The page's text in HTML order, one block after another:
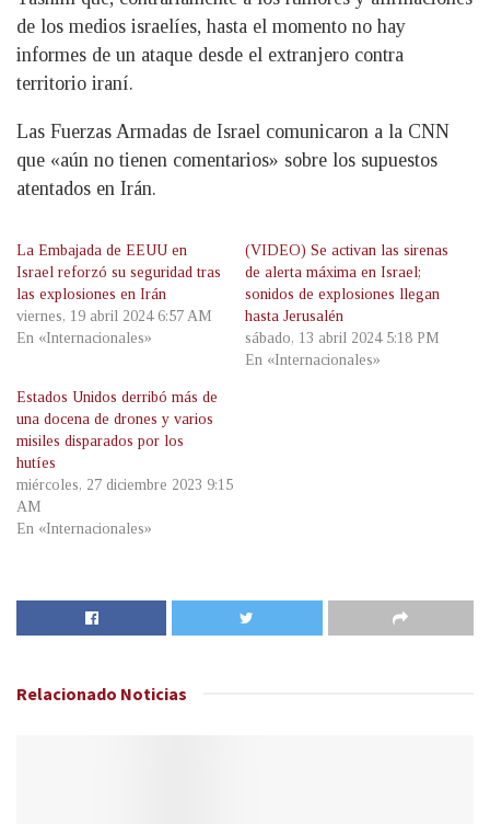
de los medios israelíes, hasta el momento no hay
informes de un ataque desde el extranjero contra
territorio iraní.
Las Fuerzas Armadas de Israel comunicaron a la CNN
que «aún no tienen comentarios» sobre los supuestos
atentados en Irán.
La Embajada de EEUU en
Israel reforzó su seguridad tras
las explosiones en Irán
viernes, 19 abril 2024 6:57 AM
En «Internacionales»
(VIDEO) Se activan las sirenas
de alerta máxima en Israel;
sonidos de explosiones llegan
hasta Jerusalén
sábado, 13 abril 2024 5:18 PM
En «Internacionales»
Estados Unidos derribó más de
una docena de drones y varios
misiles disparados por los
hutíes
miércoles, 27 diciembre 2023 9:15
AM
En «Internacionales»
Relacionado Noticias